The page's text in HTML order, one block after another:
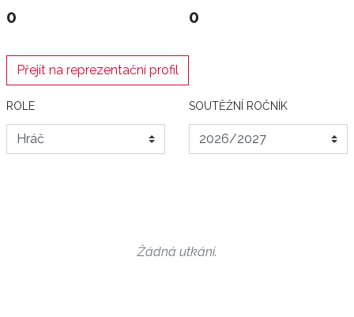
0 0
Přejít na reprezentační profil
ROLE SOUTĚŽNÍ ROČNÍK
Žádná utkání.